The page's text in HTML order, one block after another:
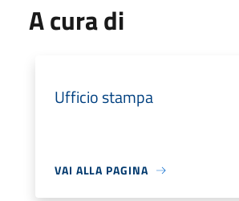
A cura di
Ufficio stampa
VAI ALLA PAGINA